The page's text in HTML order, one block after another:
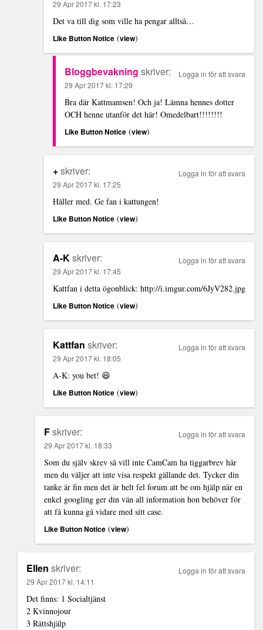
29 Apr 2017 kl. 17:23
Det va till dig som ville ha pengar alltså…
Like Button Notice (view)
Bloggbevakning skriver:
29 Apr 2017 kl. 17:29
Bra där Kattmamsen! Och ja! Lämna hennes dotter
OCH henne utanför det här! Omedelbart!!!!!!!!
Like Button Notice (view)
Logga in för att svara
+skriver:
29 Apr 2017 kl. 17:25
Håller med. Ge fan i kattungen!
Like Button Notice (view)
Logga in för att svara
A-Kskriver:
29 Apr 2017 kl. 17:45
Kattfan i detta ögonblick: http://i.imgur.com/6JyV282.jpg
Like Button Notice (view)
Logga in för att svara
Kattfan skriver:
29 Apr 2017 kl. 18:05
A-K: you bet! 😆
Like Button Notice (view)
Logga in för att svara
Fskriver:
29 Apr 2017 kl. 18:33
Som du själv skrev så vill inte CamCam ha tiggarbrev här
men du väljer att inte visa respekt gällande det. Tycker din
tanke är fin men det är helt fel forum att be om hjälp när en
enkel googling ger din vän all information hon behöver för
att få kunna gå vidare med sitt case.
Like Button Notice (view)
Logga in för att svara
Ellen skriver:
29 Apr 2017 kl. 14:11
Det finns: 1 Socialtjänst
2 Kvinnojour
3 Rättshjälp
Logga in för att svara